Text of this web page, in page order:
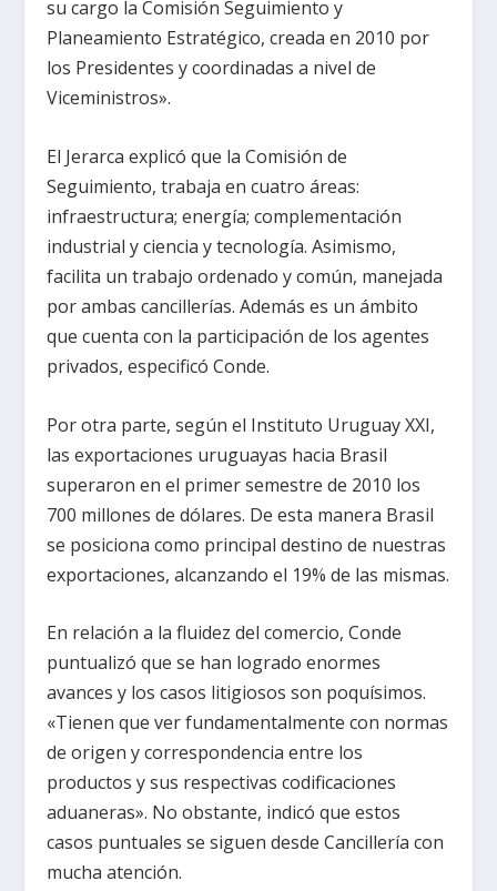
su cargo la Comisión Seguimiento y
Planeamiento Estratégico, creada en 2010 por
los Presidentes y coordinadas a nivel de
Viceministros».
El Jerarca explicó que la Comisión de
Seguimiento, trabaja en cuatro áreas:
infraestructura; energía; complementación
industrial y ciencia y tecnología. Asimismo,
facilita un trabajo ordenado y común, manejada
por ambas cancillerías. Además es un ámbito
que cuenta con la participación de los agentes
privados, especificó Conde.
Por otra parte, según el Instituto Uruguay XXI,
las exportaciones uruguayas hacia Brasil
superaron en el primer semestre de 2010 los
700 millones de dólares. De esta manera Brasil
se posiciona como principal destino de nuestras
exportaciones, alcanzando el 19% de las mismas.
En relación a la fluidez del comercio, Conde
puntualizó que se han logrado enormes
avances y los casos litigiosos son poquísimos.
«Tienen que ver fundamentalmente con normas
de origen y correspondencia entre los
productos y sus respectivas codificaciones
aduaneras». No obstante, indicó que estos
casos puntuales se siguen desde Cancillería con
mucha atención.